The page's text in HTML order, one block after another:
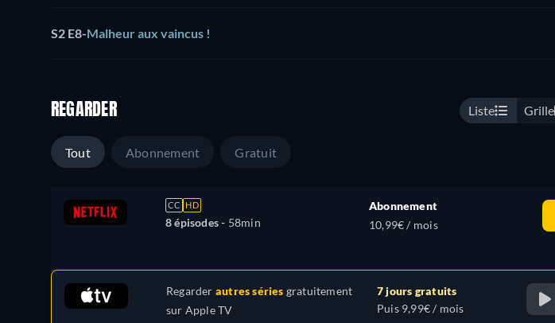
S2 E8-Malheur aux vaincus !
REGARDER Liste Grille
Tout Abonnement Gratuit
CC HD
8 épisodes - 58min
Abonnement
10,99€ / mois
Regarder autres séries gratuitement
sur Apple TV
7 jours gratuits
Puis 9,99€ / mois